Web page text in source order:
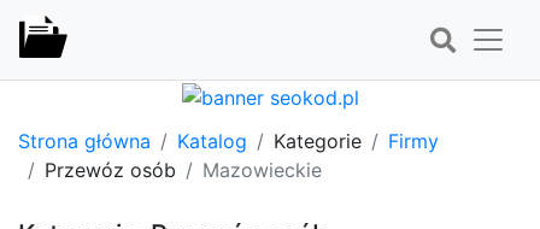
Strona główna Katalog Kategorie
Firmy
Przewóz osób
Mazowieckie